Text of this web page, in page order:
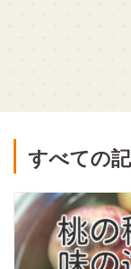
すべての